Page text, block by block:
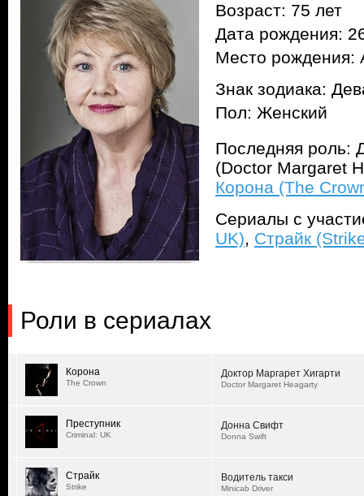
Возраст: 75 лет
Дата рождения:
Место рождения:
Знак зодиака:
Пол: Женский
Последняя роль:
(Doctor Margaret
Корона (The
Сериалы с
UK), Страйк
Роли в сериалах
Корона
The Crown
Доктор Маргарет Хигарти
Doctor Margaret Heagarty
Преступник
Criminal: UK
Донна Свифт
Donna Swift
Страйк
Strike
Водитель такси
Minicab Driver